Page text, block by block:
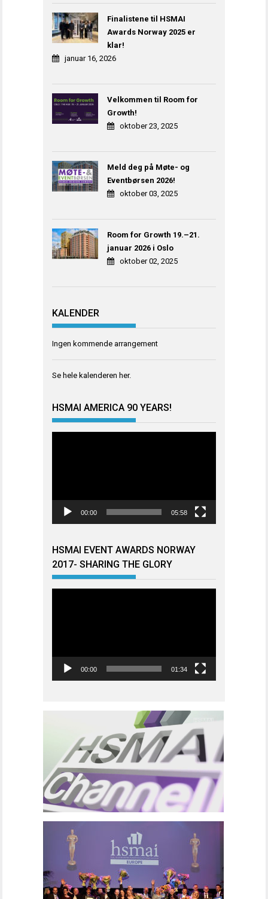
Finalistene til HSMAI
Awards Norway 2025 er
klar!
januar 16, 2026
Velkommen til Room for
Growth!
oktober 23, 2025
Meld deg på Møte- og
Eventbørsen 2026!
oktober 03, 2025
Room for Growth 19.–21.
januar 2026 i Oslo
oktober 02, 2025
KALENDER
Ingen kommende arrangement
Se hele kalenderen her.
HSMAI AMERICA 90 YEARS!
00:00 05:58
HSMAI EVENT AWARDS NORWAY
2017- SHARING THE GLORY
00:00 01:34